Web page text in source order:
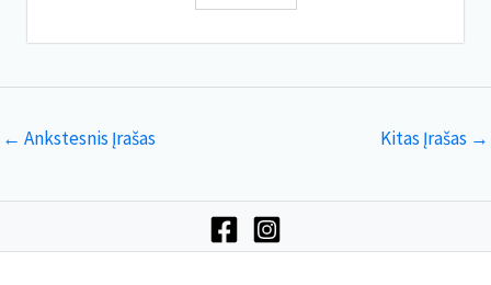
← Ankstesnis Įrašas Kitas Įrašas →